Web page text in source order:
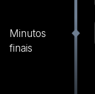
Minutos
finais